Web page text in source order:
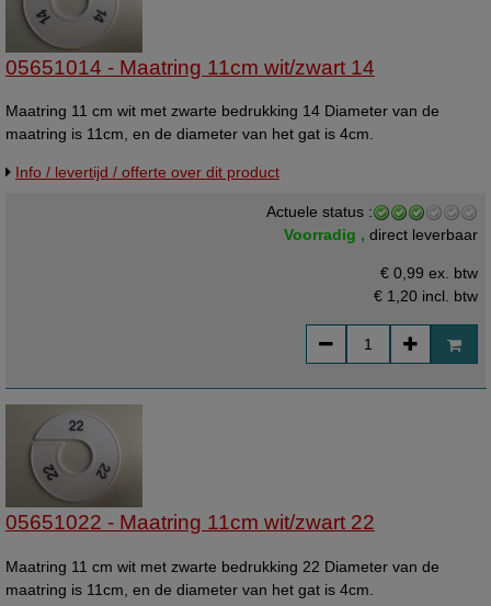
05651014 - Maatring 11cm wit/zwart 14
Maatring 11 cm wit met zwarte bedrukking 14 Diameter van de
maatring is 11cm, en de diameter van het gat is 4cm.
Info / levertijd / offerte over dit product
Actuele status :
Voorradig ,direct leverbaar
€ 0,99 ex. btw
€ 1,20 incl. btw
05651022 - Maatring 11cm wit/zwart 22
Maatring 11 cm wit met zwarte bedrukking 22 Diameter van de
maatring is 11cm, en de diameter van het gat is 4cm.